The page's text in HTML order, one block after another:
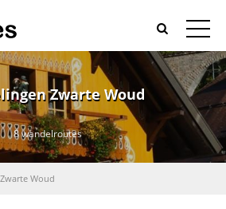
Zwarte Woud
8 wandelroutes
Zwarte Woud